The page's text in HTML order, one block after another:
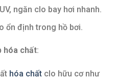
ngăn clo bay hơi nhanh.
ổn định trong hồ bơi.
hóa chất:
hóa chấtclo hữu cơ như